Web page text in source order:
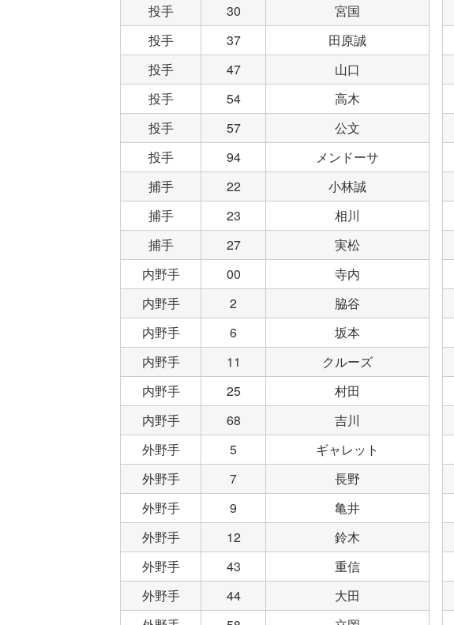
投手
30
宮国
投手
37
田原誠
投手
47
山口
投手
54
高木
投手
57
公文
投手
94
メンドーサ
捕手
22
小林誠
捕手
23
相川
捕手
27
実松
内野手
00
寺内
内野手
2
脇谷
内野手
6
坂本
内野手
11
クルーズ
内野手
25
村田
内野手
68
吉川
外野手
5
ギャレット
外野手
7
長野
外野手
9
亀井
外野手
12
鈴木
外野手
43
重信
外野手
44
大田